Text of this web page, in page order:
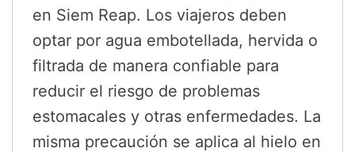
en Siem Reap. Los viajeros deben
optar por agua embotellada, hervida o
filtrada de manera confiable para
reducir el riesgo de problemas
estomacales y otras enfermedades. La
misma precaución se aplica al hielo en